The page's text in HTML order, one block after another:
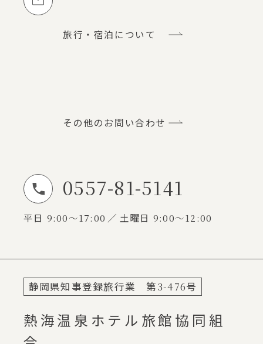
旅行・宿泊について
その他のお問い合わせ
お電話でのお問い合わせ
0557-81-5141
平日 9:00～17:00 土曜日 9:00～12:00
静岡県知事登録旅行業 第3-476号
熱海温泉ホテル旅館協同組